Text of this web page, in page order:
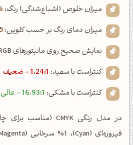
میزان خلوص (اشباع‌شدگی) رنگ:
میزان دمای رنگ بر حسب کلوین:
نمایش صحیح روی مانیتورهای RGB؟
کنتراست با سفید: 1.24:1 - ضعیف
کنتراست با مشکی: 16.93:1 - عالی
در مدل رنگی CMYK (مناسب برای چاپ)، رنگ